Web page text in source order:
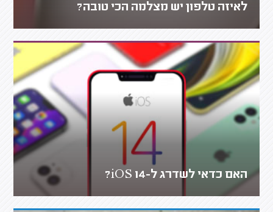
לאיזה טלפון יש מצלמה הכי טובה?
האם כדאי לשדרג ל-iOS 14?